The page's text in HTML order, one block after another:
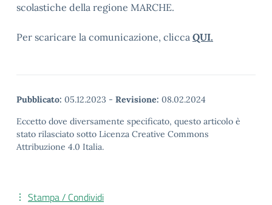
scolastiche della regione MARCHE.
Per scaricare la comunicazione, clicca QUI.
Pubblicato: 05.12.2023 - Revisione: 08.02.2024
Eccetto dove diversamente specificato, questo articolo è
stato rilasciato sotto Licenza Creative Commons
Attribuzione 4.0 Italia.
Stampa / Condividi